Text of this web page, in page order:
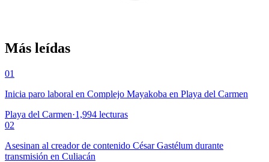
Más leídas
01
Inicia paro laboral en Complejo Mayakoba en Playa del Carmen
Playa del Carmen·1,994 lecturas
02
Asesinan al creador de contenido César Gastélum durante
transmisión en Culiacán